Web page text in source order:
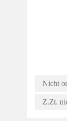
Nicht
Z.Zt.